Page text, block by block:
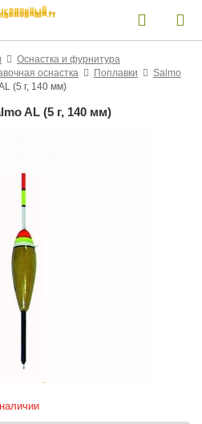
Оснастка и фурнитура
оснастка
Поплавки
Salmo
(5 г, 140 мм)
AL (5 г, 140 мм)